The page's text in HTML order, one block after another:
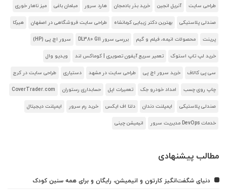
طراحی سایت آنریل انجین خرید بذر بادمجان هارد سرور مبلمان باغی میز ناهار خوری
صندلی پلاستیکی بهترین دکتر زیبایی کرمانشاه طراحی سایت فروشگاهی در اصفهان هیرکا
پرینت محصولات انیمه، فیلم و گیم بررسی سرور DL380 G11 سرور اچ پی (HP)
خرید لپ تاپ استوک تعمیر سریع آیفون تصویری | کوماکس لند ویدیو وال
سی پی کالاف خرید سرور اچ پی طراحی سایت در مشهد دستیاری طراحی سایت در کرج
چاپ روی چسب امداد خودرو جک تعمیرات اپل حسابداری رستوران CoverTrader.com
صندلی پلاستیکی ایمپلنت دندان دلتا اف ایکس خرید رم سرور ایمپلنت دیجیتال
خدمات DevOps مدیریت سرور انیمیشن چینی
مطالب پیشنهادی
دنیای شگفت‌انگیز کارتون و انیمیشن، رایگان و برای همه سنین کودک